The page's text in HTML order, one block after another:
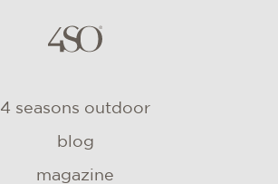
4 seasons outdoor
blog
magazine